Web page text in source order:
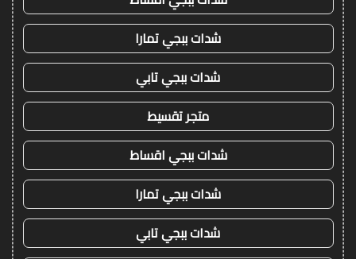
شدات ببجي تمارا
شدات ببجي تابي
متجر تقسيط
شدات ببجي اقساط
شدات ببجي تمارا
شدات ببجي تابي